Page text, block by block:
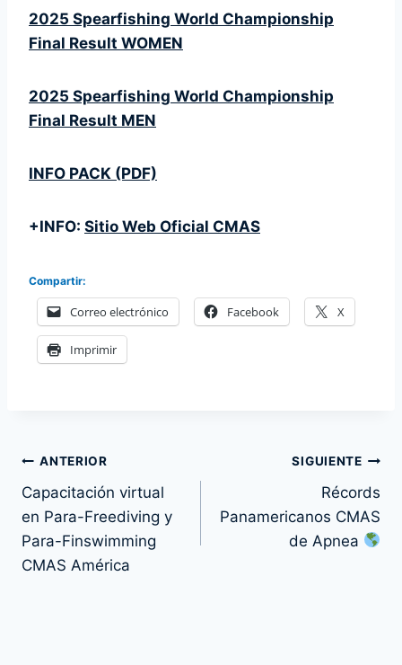
2025 Spearfishing World Championship
Final Result WOMEN
2025 Spearfishing World Championship
Final Result MEN
INFO PACK (PDF)
+INFO: Sitio Web Oficial CMAS
Compartir:
Correo electrónico Facebook X
Imprimir
Navegación
de
entradas
ANTERIOR
Capacitación virtual
en Para-Freediving y
Para-Finswimming
CMAS América
SIGUIENTE
Récords
Panamericanos CMAS
de Apnea